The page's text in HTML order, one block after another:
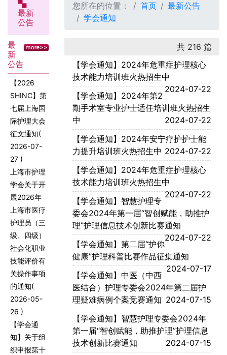
最新
公告
最
新
公告
【2026
SHINC】第
七届上海国
际护理大会
征文通知(
2026-07-
27 )
上海市护理
学会关于开
展2026年
上海市医疗
护理员（三
级、四级）
社会化职业
技能评价有
关操作事项
的通知(
2026-05-
26 )
【学会通
知】关于组
织申报第十
您所在的位置： 首页
最新公告
学会通知
共 216 篇
【学会通知】2024年危重症护理核心
技术能力培训班火热招生中
2024-07-22
【学会通知】2024年第2
期手术室专业护士适任培训班火热招生
中
2024-07-22
【学会通知】2024年安宁疗护护士能
力提升培训班火热招生中 2024-07-22
【学会通知】2024年危重症护理核心
技术能力培训班火热招生中
2024-07-22
【学会通知】智慧护理专
委会2024年第一届“智创赋能，助推护
理”护理信息技术创新比赛通知
2024-07-22
【学会通知】第二届“护你
健康”护理科普比赛作品征集通知
2024-07-17
【学会通知】中医（中西
医结合）护理专委会2024年第二届护
理疑难病例个案竞赛通知 2024-07-15
【学会通知】智慧护理专委会2024年
第一届“智创赋能，助推护理”护理信息
技术创新比赛通知
2024-07-15